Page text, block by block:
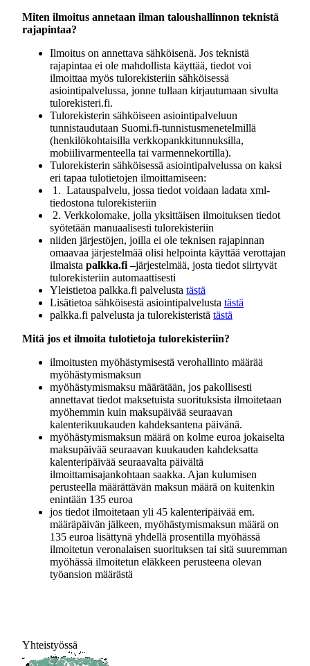
Miten ilmoitus annetaan ilman taloushallinnon teknistä
rajapintaa?
Ilmoitus on annettava sähköisenä. Jos teknistä
rajapintaa ei ole mahdollista käyttää, tiedot voi
ilmoittaa myös tulorekisteriin sähköisessä
asiointipalvelussa, jonne tullaan kirjautumaan sivulta
tulorekisteri.fi.
Tulorekisterin sähköiseen asiointipalveluun
tunnistaudutaan Suomi.fi-tunnistusmenetelmillä
(henkilökohtaisilla verkkopankkitunnuksilla,
mobiilivarmenteella tai varmennekortilla).
Tulorekisterin sähköisessä asiointipalvelussa on kaksi
eri tapaa tulotietojen ilmoittamiseen:
1. Latauspalvelu, jossa tiedot voidaan ladata xml-
tiedostona tulorekisteriin
2. Verkkolomake, jolla yksittäisen ilmoituksen tiedot
syötetään manuaalisesti tulorekisteriin
niiden järjestöjen, joilla ei ole teknisen rajapinnan
omaavaa järjestelmää olisi helpointa käyttää verottajan
ilmaista palkka.fi –järjestelmää, josta tiedot siirtyvät
tulorekisteriin automaattisesti
Yleistietoa palkka.fi palvelusta tästä
Lisätietoa sähköisestä asiointipalvelusta tästä
palkka.fi palvelusta ja tulorekisteristä tästä
Mitä jos et ilmoita tulotietoja tulorekisteriin?
ilmoitusten myöhästymisestä verohallinto määrää
myöhästymismaksun
myöhästymismaksu määrätään, jos pakollisesti
annettavat tiedot maksetuista suorituksista ilmoitetaan
myöhemmin kuin maksupäivää seuraavan
kalenterikuukauden kahdeksantena päivänä.
myöhästymismaksun määrä on kolme euroa jokaiselta
maksupäivää seuraavan kuukauden kahdeksatta
kalenteripäivää seuraavalta päivältä
ilmoittamisajankohtaan saakka. Ajan kulumisen
perusteella määrättävän maksun määrä on kuitenkin
enintään 135 euroa
jos tiedot ilmoitetaan yli 45 kalenteripäivää em.
määräpäivän jälkeen, myöhästymismaksun määrä on
135 euroa lisättynä yhdellä prosentilla myöhässä
ilmoitetun veronalaisen suorituksen tai sitä suuremman
myöhässä ilmoitetun eläkkeen perusteena olevan
työansion määrästä
Yhteistyössä